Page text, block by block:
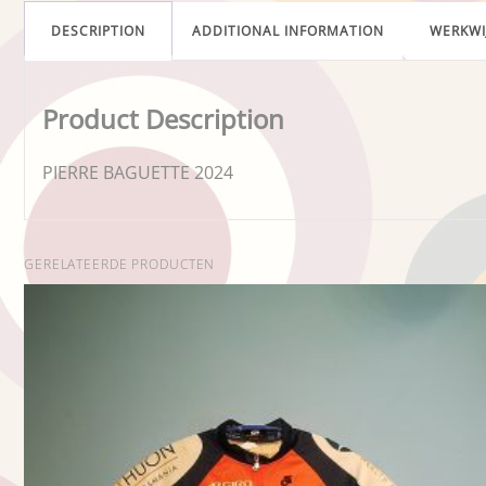
DESCRIPTION ADDITIONAL INFORMATION
Product Description
PIERRE BAGUETTE 2024
GERELATEERDE PRODUCTEN